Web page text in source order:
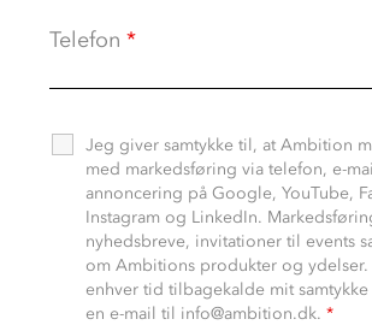
Telefon *
Jeg giver samtykke til, at Ambition
med markedsføring via telefon, e-
annoncering på Google, YouTube,
Instagram og LinkedIn.
nyhedsbreve, invitationer til events
om Ambitions produkter og ydelser.
enhver tid tilbagekalde mit
en e-mail til info@ambition.dk. *